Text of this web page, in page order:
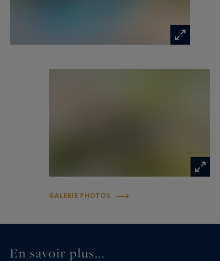
- On aime : les prestations haut de gamme, les
environs.
florian.levalois@bordeauxsothebysrealty.com
www.georisques.gouv.fr
GALERIE PHOTOS
En savoir plus...